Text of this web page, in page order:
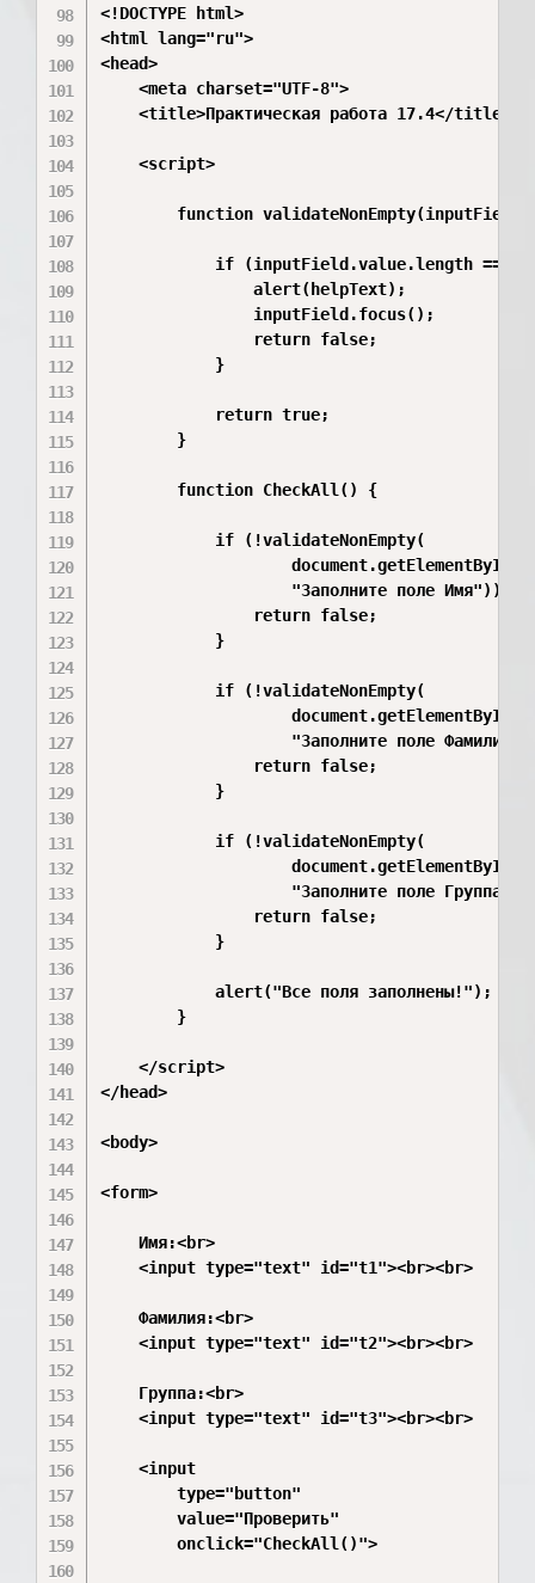
<!DOCTYPE html>
<html lang="ru">
<head>
    <meta charset="UTF-8">
    <title>Практическая работа 17.4</title>
    <script>
function
if (inputField.value.length == 0)
                alert(helpText);
                inputField.focus();
                return false;
            }
            return true;
        }
        function CheckAll() {
            if (!validateNonEmpty(
                    "Заполните поле Имя")) {
                return false;
            }
            if (!validateNonEmpty(
"Заполните поле
                return false;
            }
            if (!validateNonEmpty(
"Заполните поле Группа"))
                return false;
            }
            alert("Все поля заполнены!");
        }
    </script>
</head>
<body>
<form>
    Имя:<br>
    <input type="text" id="t1"><br><br>
    Фамилия:<br>
    <input type="text" id="t2"><br><br>
    Группа:<br>
    <input type="text" id="t3"><br><br>
    <input
        type="button"
        value="Проверить"
        onclick="CheckAll()">